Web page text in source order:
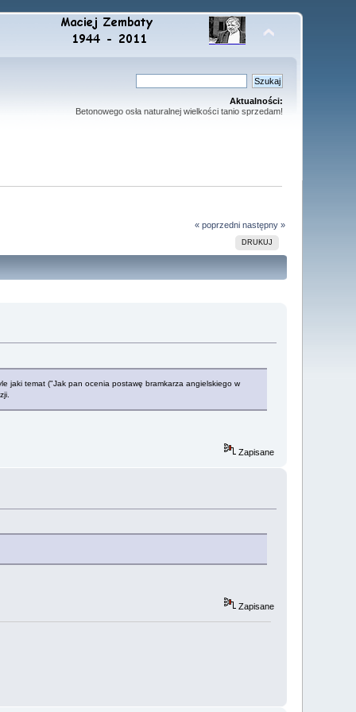
Aktualności:
Betonowego osła naturalnej wielkości tanio sprzedam!
« poprzedni następny »
DRUKUJ
jaki temat ("Jak pan ocenia postawę bramkarza angielskiego w
Zapisane
Zapisane